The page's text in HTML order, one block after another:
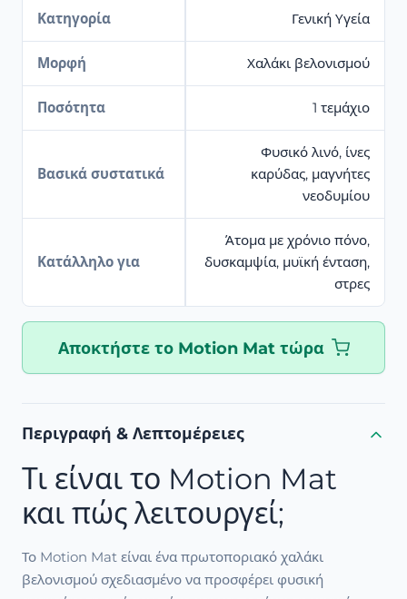
Κατηγορία Γενική Υγεία
Μορφή Χαλάκι βελονισμού
Ποσότητα 1 τεμάχιο
Βασικά συστατικά
Φυσικό λινό, ίνες
καρύδας, μαγνήτες
νεοδυμίου
Κατάλληλο για
Άτομα με χρόνιο πόνο,
δυσκαμψία, μυϊκή ένταση,
στρες
Αποκτήστε το Motion Mat τώρα
Περιγραφή & Λεπτομέρειες
Τι είναι το Motion Mat
και πώς λειτουργεί;
Το Motion Mat είναι ένα πρωτοποριακό χαλάκι
βελονισμού σχεδιασμένο να προσφέρει φυσική